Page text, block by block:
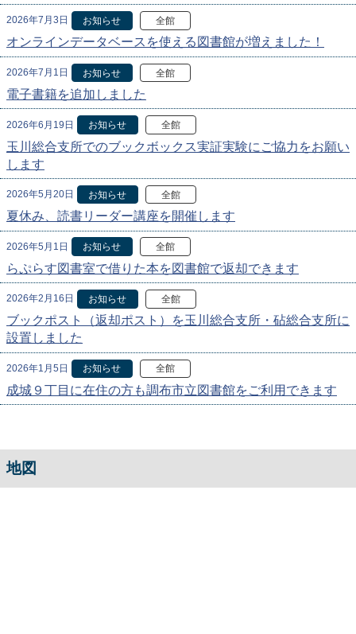
2026年7月3日 お知らせ 全館
オンラインデータベースを使える図書館が増えました！
2026年7月1日 お知らせ 全館
電子書籍を追加しました
2026年6月19日 お知らせ 全館
玉川総合支所でのブックボックス実証実験にご協力をお願い
します
2026年5月20日 お知らせ 全館
夏休み、読書リーダー講座を開催します
2026年5月1日 お知らせ 全館
らぷらす図書室で借りた本を図書館で返却できます
2026年2月16日 お知らせ 全館
ブックポスト（返却ポスト）を玉川総合支所・砧総合支所に
設置しました
2026年1月5日 お知らせ 全館
成城９丁目に在住の方も調布市立図書館をご利用できます
地図